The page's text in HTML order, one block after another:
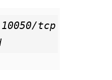
tcp